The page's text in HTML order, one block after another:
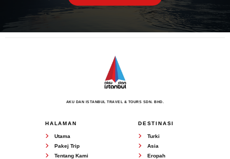
AKU DAN ISTANBUL TRAVEL & TOURS SDN. BHD.
HALAMAN
Utama
Pakej Trip
Tentang Kami
DESTINASI
Turki
Asia
Eropah